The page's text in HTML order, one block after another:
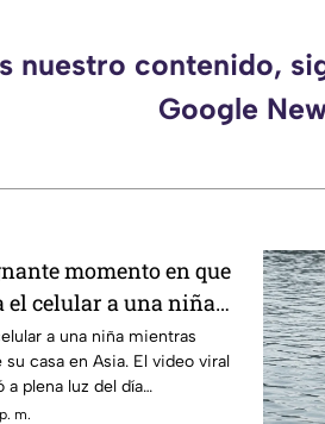
nuestro contenido,
Google
momento en que
el celular a una niña
a una niña mientras
casa en Asia. El video viral
plena luz del día
m.